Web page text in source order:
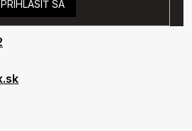
PRIHLÁSIŤ SA